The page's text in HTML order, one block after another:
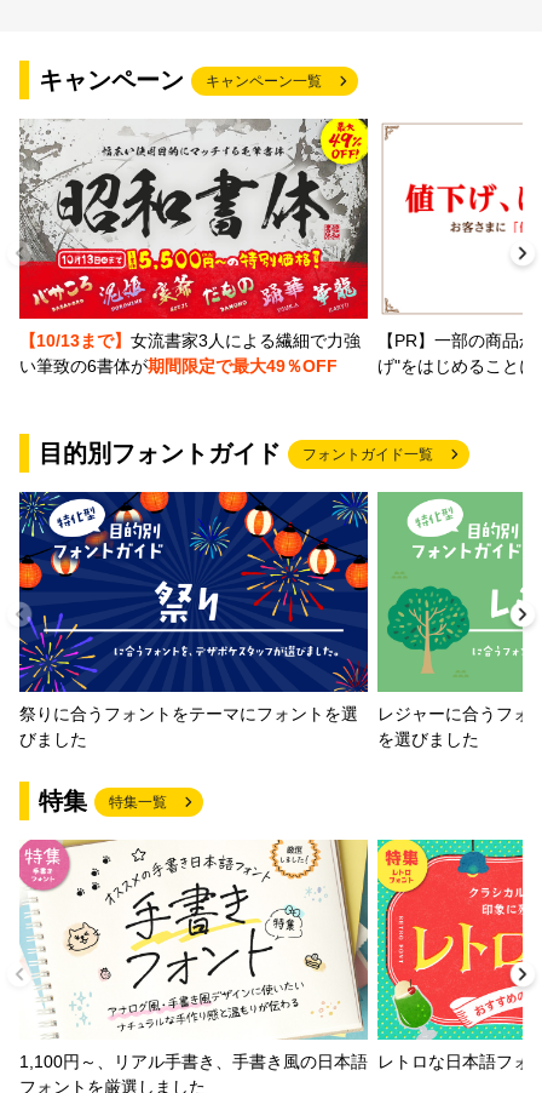
キャンペーン キャンペーン一覧
【10/13まで】 女流書家3人による繊細で力強
い筆致の6書体が期間限定で最大49％OFF
【PR】一部の商品
げ"をはじめること
目的別フォントガイド フォントガイド一覧
祭りに合うフォントをテーマにフォントを選
びました
レジャーに合うフォ
を選びました
特集 特集一覧
1,100円～、リアル手書き、手書き風の日本語
フォントを厳選しました
レトロな日本語フォ